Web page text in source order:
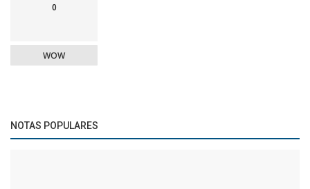
0
WOW
NOTAS POPULARES